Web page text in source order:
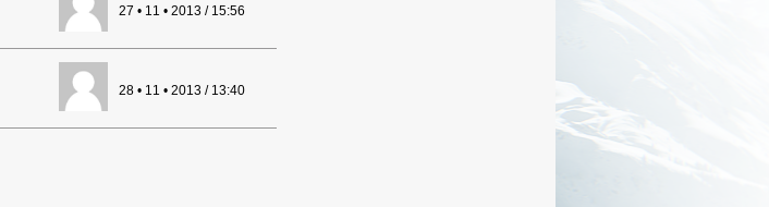
27 • 11 • 2013 / 15:56
28 • 11 • 2013 / 13:40